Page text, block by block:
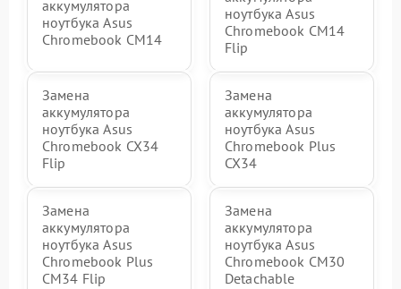
аккумулятора
ноутбука Asus
Chromebook CM14
ноутбука Asus
Chromebook CM14
Flip
Замена
аккумулятора
ноутбука Asus
Chromebook CX34
Flip
Замена
аккумулятора
ноутбука Asus
Chromebook Plus
CX34
Замена
аккумулятора
ноутбука Asus
Chromebook Plus
CM34 Flip
Замена
аккумулятора
ноутбука Asus
Chromebook CM30
Detachable